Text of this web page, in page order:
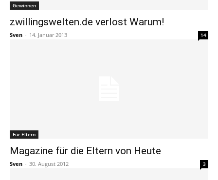
Gewinnen
zwillingswelten.de verlost Warum!
Sven - 14. Januar 2013 14
Für Eltern
Magazine für die Eltern von Heute
Sven - 30. August 2012 3